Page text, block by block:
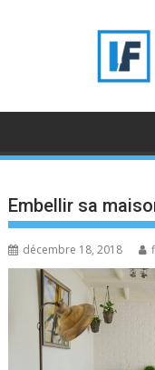
Embellir sa
décembre 18, 2018